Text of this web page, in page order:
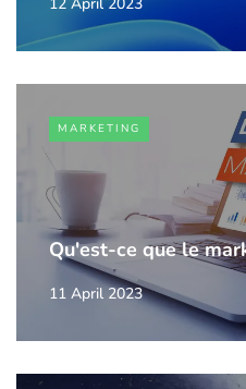
MARKETING
Qu'est-ce que le
11 April 2023